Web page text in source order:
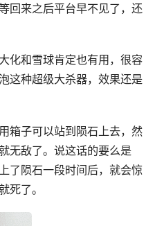
回来之后平台早不见了，还
化和雪球肯定也有用，很容
这种超级大杀器，效果还是
箱子可以站到陨石上去，然
无敌了。说这话的要么是
了陨石一段时间后，就会惊
死了。